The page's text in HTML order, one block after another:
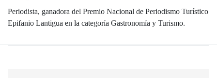
Periodista, ganadora del Premio Nacional de Periodismo Turístico
Epifanio Lantigua en la categoría Gastronomía y Turismo.